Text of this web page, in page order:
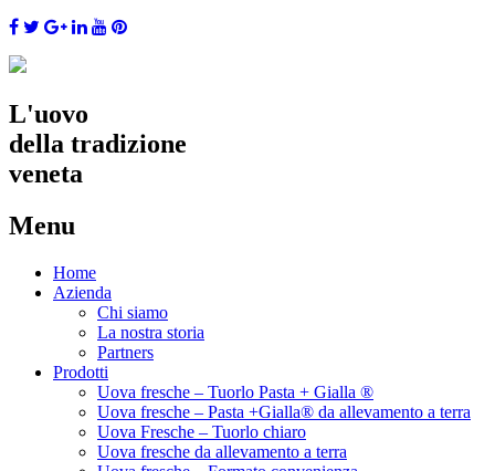
L'uovo
della tradizione
veneta
Menu
Skip
Home
Azienda
Chi siamo
La nostra storia
Partners
Prodotti
Uova fresche – Tuorlo Pasta + Gialla ®
Uova fresche – Pasta +Gialla® da allevamento a terra
Uova Fresche – Tuorlo chiaro
Uova fresche da allevamento a terra